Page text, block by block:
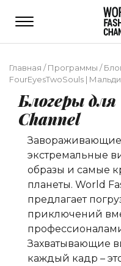
Главная /Программы /
FourEyesTwoSouls |
Блогеры
Channel
экстремальные
образы и самые
планеты. World
предлагает
приключений
Захватывающие
каждый кадр –